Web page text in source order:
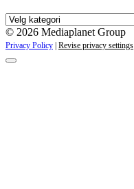
Våre
kampanjer
© 2026 Mediaplanet Group
Privacy Policy Revise privacy settings